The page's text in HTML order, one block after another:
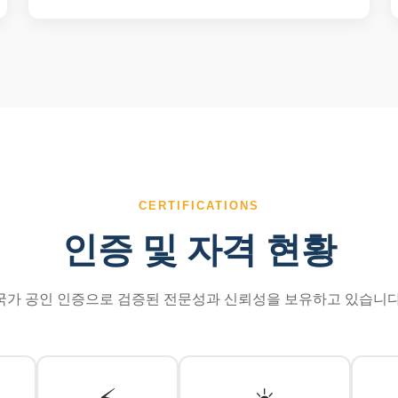
CERTIFICATIONS
인증 및 자격 현황
가 공인 인증으로 검증된 전문성과 신뢰성을 보유하고 있습니